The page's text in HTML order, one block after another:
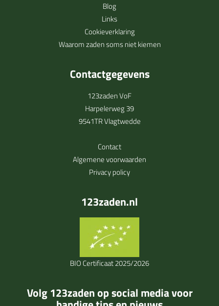
Blog
Links
Cookieverklaring
Waarom zaden soms niet kiemen
Contactgegevens
123zaden VoF
Harpelerweg 39
9541TR Vlagtwedde
Contact
Algemene voorwaarden
Privacy policy
123zaden.nl
BIO Certificaat 2025/2026
Volg 123zaden op social media voor